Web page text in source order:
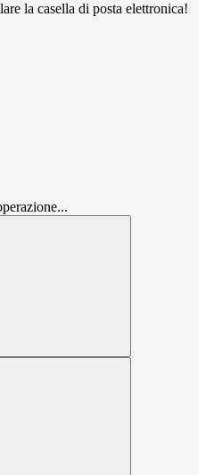
la casella di posta elettronica!